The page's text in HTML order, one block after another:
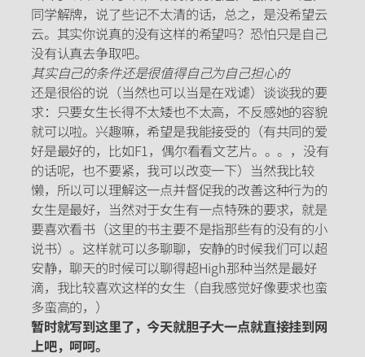
同学解牌，说了些记不太清的话，总之，是没希望云
云。其实你说真的没有这样的希望吗？恐怕只是自己
没有认真去争取吧。
其实自己的条件还是很值得自己为自己担心的
还是很俗的说（当然也可以当是在戏谑）谈谈我的要
求：只要女生长得不太矮也不太高，不反感她的容貌
就可以啦。兴趣嘛，希望是我能接受的（有共同的爱
好是最好的，比如F1，偶尔看看文艺片。。。，没有
的话呢，也不要紧，我可以改变一下）当然我比较
懒，所以可以理解这一点并督促我的改善这种行为的
女生是最好，当然对于女生有一点特殊的要求，就是
要喜欢看书（这里的书主要不是指那些有的没有的小
说书）。这样就可以多聊聊，安静的时候我们可以超
安静，聊天的时候可以聊得超High那种当然是最好
滴，我比较喜欢这样的女生（自我感觉好像要求也蛮
多蛮高的，）
暂时就写到这里了，今天就胆子大一点就直接挂到网
上吧，呵呵。